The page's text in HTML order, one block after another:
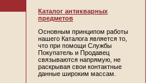
Каталог антикварных
предметов
Основным принципом работы
нашего Каталога является то,
что при помощи Службы
Покупатель и Продавец
связываются напрямую, не
раскрывая свои контактные
данные широким массам.